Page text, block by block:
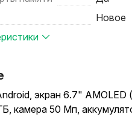
Новое
экран 6.7"
камера 50 Мп,